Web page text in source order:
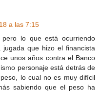
a las 7:15
pero lo que está ocurriendo
que hizo el financista
unos años contra el Banco
personaje está detrás de
lo cual no es muy difícil
sabiendo que el peso ha